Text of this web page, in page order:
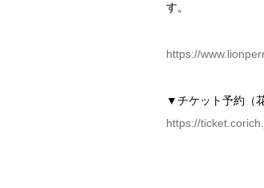
す。
https://
▼チケット予約（
https://